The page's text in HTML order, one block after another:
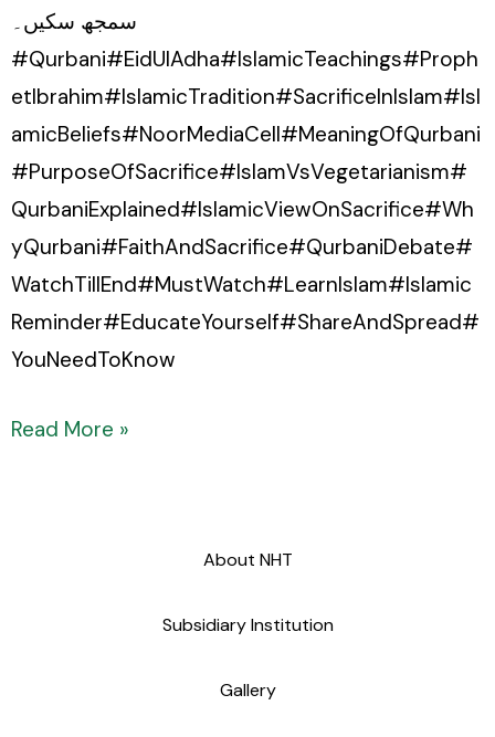
سمجھ سکیں۔
#Qurbani#EidUlAdha#IslamicTeachings#Proph
etIbrahim#IslamicTradition#SacrificeInIslam#Isl
amicBeliefs#NoorMediaCell#MeaningOfQurbani
#PurposeOfSacrifice#IslamVsVegetarianism#
QurbaniExplained#IslamicViewOnSacrifice#Wh
yQurbani#FaithAndSacrifice#QurbaniDebate#
WatchTillEnd#MustWatch#LearnIslam#Islamic
Reminder#EducateYourself#ShareAndSpread#
YouNeedToKnow
Read More »
About NHT
Subsidiary Institution
Gallery